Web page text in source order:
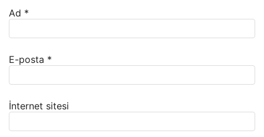
Ad *
E-posta *
İnternet sitesi